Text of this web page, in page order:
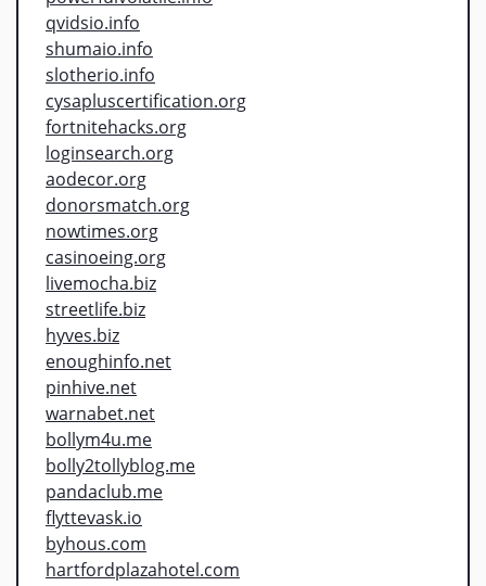
qvidsio.info
shumaio.info
slotherio.info
cysapluscertification.org
fortnitehacks.org
loginsearch.org
aodecor.org
donorsmatch.org
nowtimes.org
casinoeing.org
livemocha.biz
streetlife.biz
hyves.biz
enoughinfo.net
pinhive.net
warnabet.net
bollym4u.me
bolly2tollyblog.me
pandaclub.me
flyttevask.io
byhous.com
hartfordplazahotel.com